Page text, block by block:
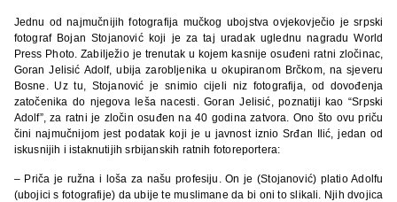
Jednu od najmučnijih fotografija mučkog ubojstva ovjekovječio je srpski
fotograf Bojan Stojanović koji je za taj uradak uglednu nagradu World
Press Photo. Zabilježio je trenutak u kojem kasnije osuđeni ratni zločinac,
Goran Jelisić Adolf, ubija zarobljenika u okupiranom Brčkom, na sjeveru
Bosne. Uz tu, Stojanović je snimio cijeli niz fotografija, od dovođenja
zatočenika do njegova leša nacesti. Goran Jelisić, poznatiji kao “Srpski
Adolf”, za ratni je zločin osuđen na 40 godina zatvora. Ono što ovu priču
čini najmučnijom jest podatak koji je u javnost iznio Srđan Ilić, jedan od
iskusnijih i istaknutijih srbijanskih ratnih fotoreportera:
– Priča je ružna i loša za našu profesiju. On je (Stojanović) platio Adolfu
(ubojici s fotografije) da ubije te muslimane da bi oni to slikali. Njih dvojica